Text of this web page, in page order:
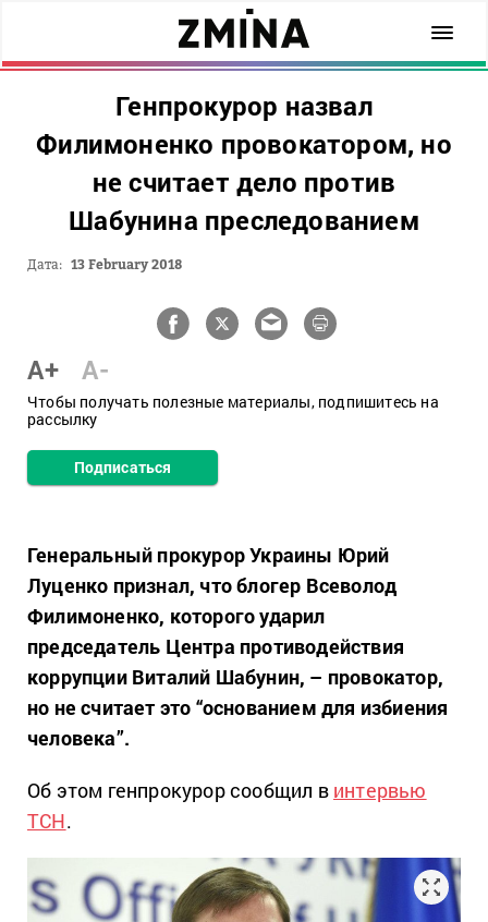
Генпрокурор назвал
Филимоненко провокатором, но
не считает дело против
Шабунина преследованием
Дата: 13 February 2018
A+ A-
Чтобы получать полезные материалы, подпишитесь на
рассылку
Подписаться
Генеральный прокурор Украины Юрий
Луценко признал, что блогер Всеволод
Филимоненко, которого ударил
председатель Центра противодействия
коррупции Виталий Шабунин, – провокатор,
но не считает это “основанием для избиения
человека”.
Об этом генпрокурор сообщил в интервью
TCН.